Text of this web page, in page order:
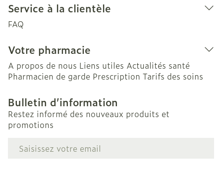
Service à la clientèle
FAQ
Votre pharmacie
A propos de nous Liens utiles Actualités santé
Pharmacien de garde Prescription Tarifs des soins
Bulletin d’information
Restez informé des nouveaux produits et
promotions
Adresse mail